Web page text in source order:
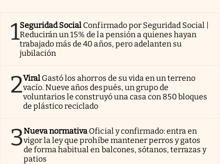
1Seguridad Social Confirmado por Seguridad Social |
Reducirán un 15% de la pensión a quienes hayan
trabajado más de 40 años, pero adelanten su
jubilación
2Viral Gastó los ahorros de su vida en un terreno
vacío. Nueve años después, un grupo de
voluntarios le construyó una casa con 850 bloques
de plástico reciclado
3Nueva normativa Oficial y confirmado: entra en
vigor la ley que prohíbe mantener perros y gatos
de forma habitual en balcones, sótanos, terrazas y
patios